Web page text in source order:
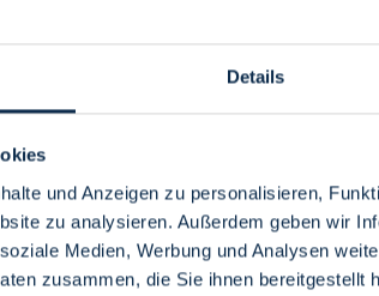
Details
und Anzeigen zu personalisieren,
zu analysieren. Außerdem geben wir
Medien, Werbung und Analysen
zusammen, die Sie ihnen bereitgestellt